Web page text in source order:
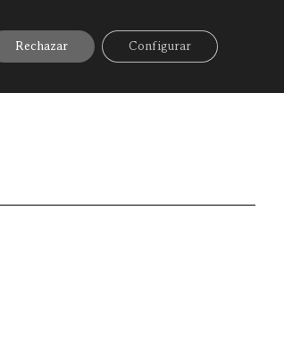
Rechazar Configurar